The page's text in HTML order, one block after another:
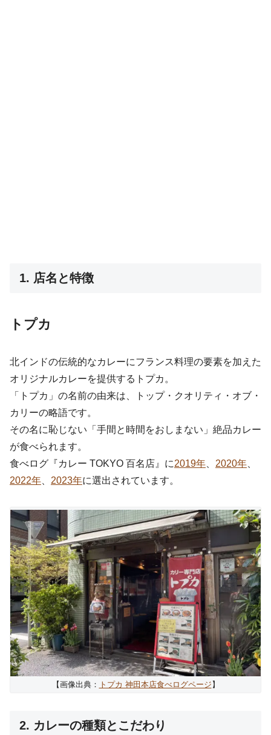
1. 店名と特徴
トプカ
北インドの伝統的なカレーにフランス料理の要素を加えた
オリジナルカレーを提供するトプカ。
「トプカ」の名前の由来は、トップ・クオリティ・オブ・
カリーの略語です。
その名に恥じない「手間と時間をおしまない」絶品カレー
が食べられます。
食べログ『カレー TOKYO 百名店』に2019年 2020年
2022年
2023年に選出されています。
【画像出典： トプカ 神田本店食べログページ 】
2. カレーの種類とこだわり